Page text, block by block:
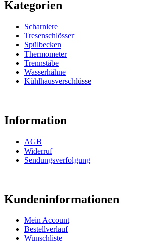
Kategorien
Scharniere
Tresenschlösser
Spülbecken
Thermometer
Trennstäbe
Wasserhähne
Kühlhausverschlüsse
Information
AGB
Widerruf
Sendungsverfolgung
Kundeninformationen
Mein Account
Bestellverlauf
Wunschliste